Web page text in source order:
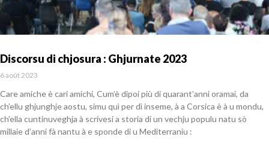
Discorsu di chjosura : Ghjurnate 2023
6 août 2023
Care amiche è cari amichi, Cum’è dipoi più di quarant’anni oramai, da
ch’ellu ghjunghje aostu, simu quì per dì inseme, à a Corsica è à u mondu,
ch’ella cuntinuveghja à scrivesi a storia di un vechju populu natu sò
millaie d’anni fà nantu à e sponde di u Mediterraniu :